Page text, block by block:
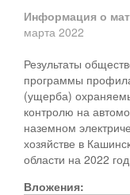
Информация о
марта 2022
Результаты
программы
(ущерба)
контролю на
наземном
хозяйстве в
области на 2022
Вложения: